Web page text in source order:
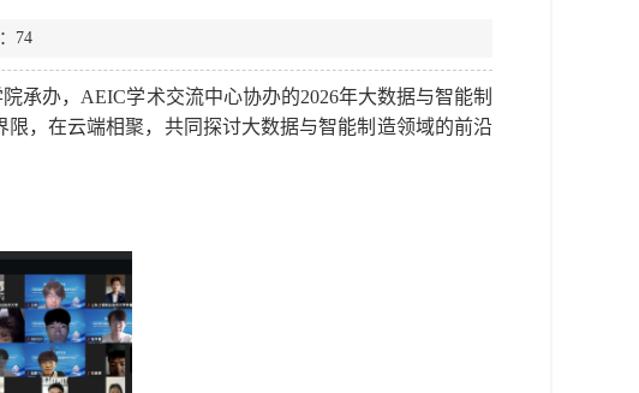
74
承办，AEIC学术交流中心协办的2026年大数据与智能制
，在云端相聚，共同探讨大数据与智能制造领域的前沿